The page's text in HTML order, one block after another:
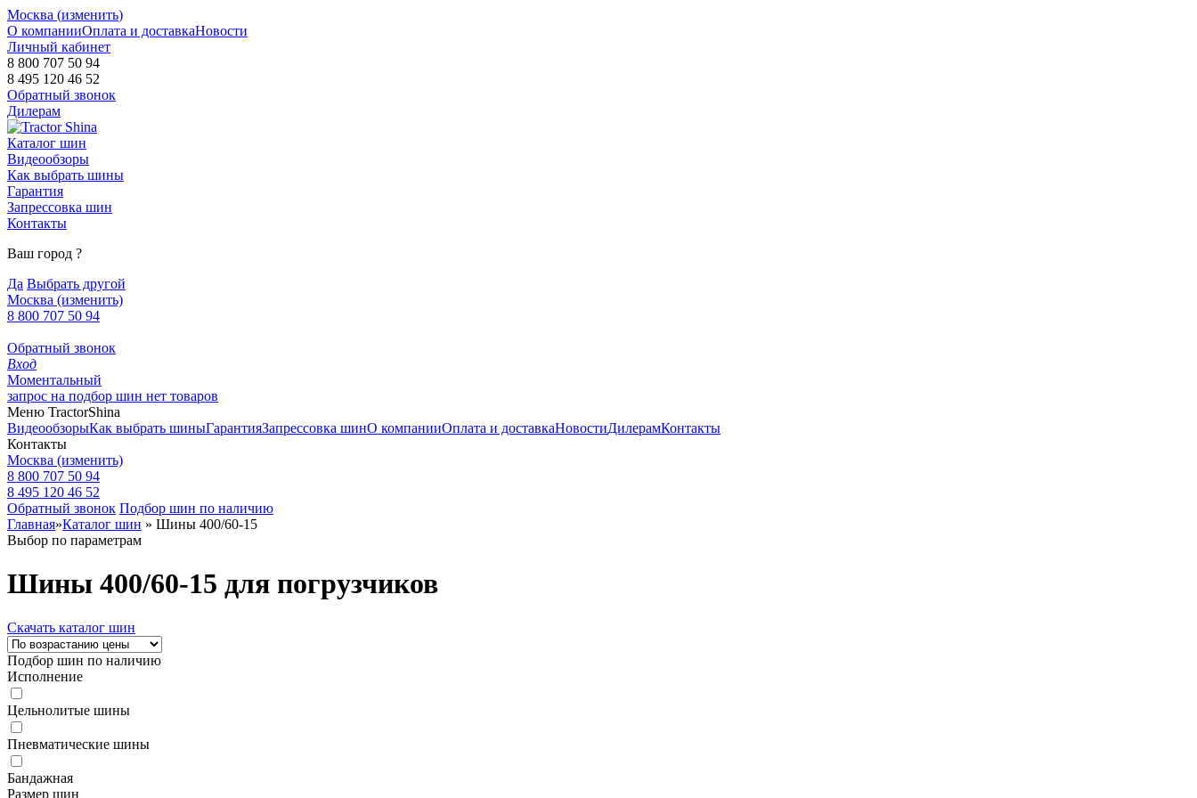
Москва (изменить)
О компанииОплата и доставкаНовости
Личный кабинет
8 800 707 50 94
8 495 120 46 52
Обратный звонок
Дилерам
Каталог шин
Видеообзоры
Как выбрать шины
Гарантия
Запрессовка шин
Контакты
Ваш город ?
Да Выбрать другой
Москва (изменить)
8 800 707 50 94
Обратный звонок
Вход
Моментальный
запрос на подбор шин нет товаров
Меню TractorShina
ВидеообзорыКак выбрать шиныГарантияЗапрессовка шинО компанииОплата и доставкаНовостиДилерамКонтакты
Контакты
Москва (изменить)
8 800 707 50 94
8 495 120 46 52
Обратный звонок Подбор шин по наличию
Главная»Каталог шин » Шины 400/60-15
Выбор по параметрам
Шины 400/60-15 для погрузчиков
Скачать каталог шин
Подбор шин по наличию
Исполнение
Цельнолитые шины
Пневматические шины
Бандажная
Размер шин